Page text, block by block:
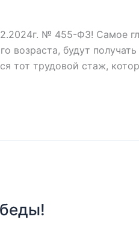
№ 455-ФЗ! Самое
возраста, будут
тот трудовой стаж,